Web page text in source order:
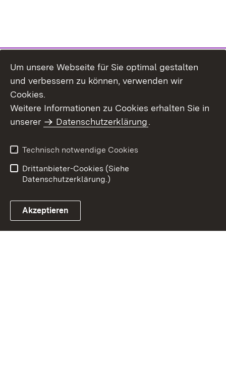
Benutzungshinweise
Erklärung zur
Um unsere Webseite für Sie optimal gestalten
und verbessern zu können, verwenden wir
Cookies.
Weitere Informationen zu Cookies erhalten Sie in
unserer
Datenschutzerklärung.
Technisch notwendige Cookies
Drittanbieter-Cookies (Siehe
Datenschutzerklärung.)
Akzeptieren